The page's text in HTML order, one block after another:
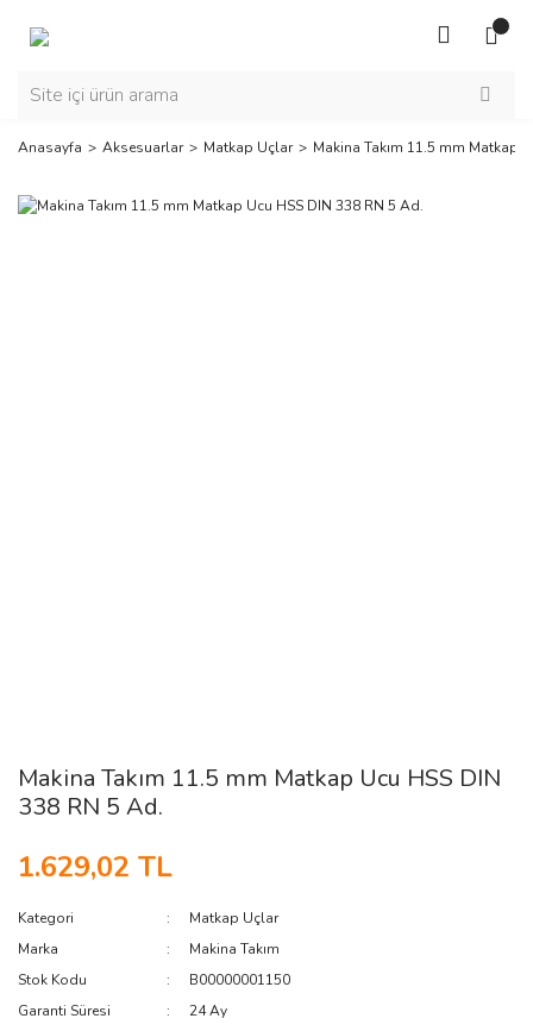
Anasayfa Aksesuarlar Matkap Uçlar Makina Takım 11.5 mm Matkap
Makina Takım 11.5 mm Matkap Ucu HSS DIN
338 RN 5 Ad.
1.629,02 TL
Kategori
Matkap Uçlar
Marka
Makina Takım
Stok Kodu
B00000001150
Garanti Süresi
24 Ay